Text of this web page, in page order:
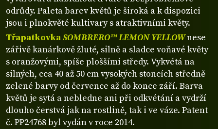
odrůdy. Paleta barev květů je široká a k dispozici
jsou i plnokvěté kultivary s atraktivními květy.
TřapatkovkaSOMBRERO™ LEMON YELLOWnese
zářivě kanárkově žluté, silně a sladce voňavé květy
s oranžovými, spíše ploššími středy. Vykvétá na
silných, cca 40 až 50 cm vysokých stoncích středně
zelené barvy od července až do konce září. Barva
květů je sytá a nebledne ani při odkvétání a vydrží
dlouho čerstvá jak na rostlině, tak i ve váze. Patent
č. PP24768 byl vydán v roce 2014.